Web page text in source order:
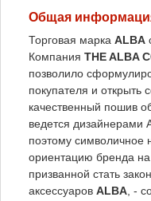
Общая
Торговая марка ALBA
Компания THE ALBA
позволило
покупателя и
качественный пошив
ведется дизайнерами
поэтому символичное
ориентацию бренда
призванной стать
аксессуаров ALBA, -